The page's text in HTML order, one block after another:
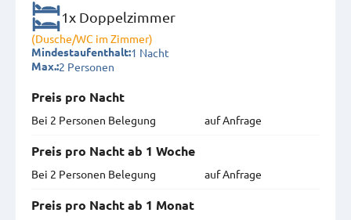
1x Doppelzimmer
(Dusche/WC im Zimmer)
Mindestaufenthalt:1 Nacht
Max.:2 Personen
Preis pro Nacht
Bei 2 Personen Belegung
auf Anfrage
Preis pro Nacht ab 1 Woche
Bei 2 Personen Belegung
auf Anfrage
Preis pro Nacht ab 1 Monat